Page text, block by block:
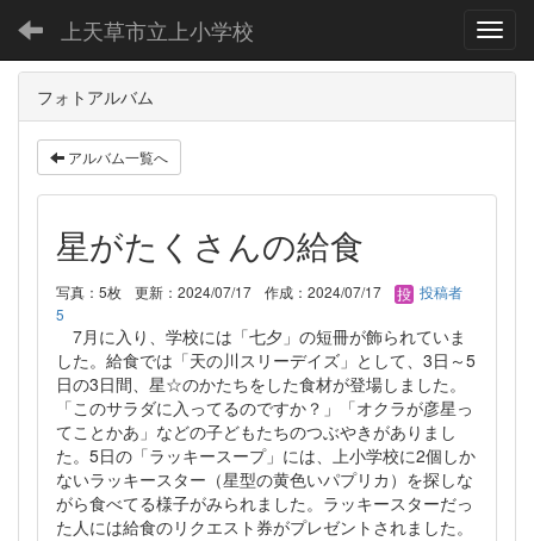
上天草市立上小学校
フォトアルバム
アルバム一覧へ
星がたくさんの給食
写真：5枚 更新：2024/07/17 作成：2024/07/17
投稿者
5
7月に入り、学校には「七夕」の短冊が飾られていま
した。給食では「天の川スリーデイズ」として、3日～5
日の3日間、星☆のかたちをした食材が登場しました。
「このサラダに入ってるのですか？」「オクラが彦星っ
てことかあ」などの子どもたちのつぶやきがありまし
た。5日の「ラッキースープ」には、上小学校に2個しか
ないラッキースター（星型の黄色いパプリカ）を探しな
がら食べてる様子がみられました。ラッキースターだっ
た人には給食のリクエスト券がプレゼントされました。